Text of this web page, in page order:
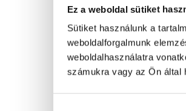
Ez a weboldal sütiket
Sütiket használunk a
weboldalforgalmunk
weboldalhasználatra
számukra vagy az Ön által